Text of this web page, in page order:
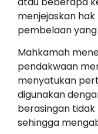
menjejaskan
pembelaan
Mahkamah
pendakwaan
menyatukan
digunakan
berasingan
sehingga